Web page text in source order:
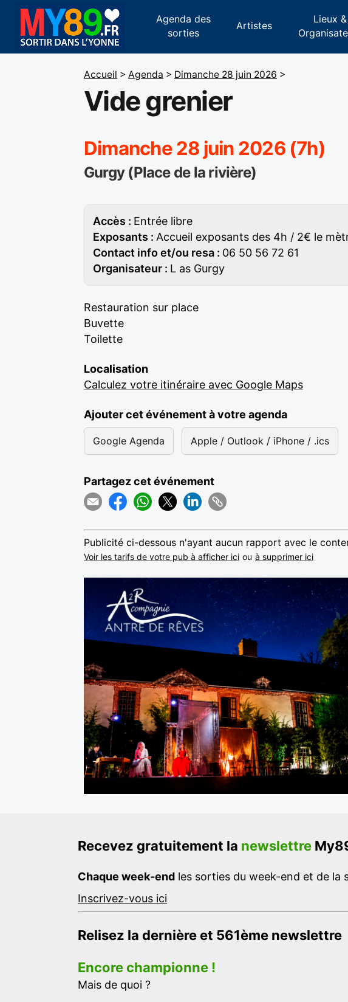
Agenda des
sorties
Artistes
Lieux &
Accueil > Agenda > Dimanche 28 juin 2026 >
Vide grenier
Dimanche 28 juin 2026 (7h)
Gurgy (Place de la rivière)
Accès : Entrée libre
Exposants : Accueil exposants des 4h / 2€ le
Contact info et/ou resa : 06 50 56 72 61
Organisateur : L as Gurgy
Restauration sur place
Buvette
Toilette
Localisation
Calculez votre itinéraire avec Google Maps
Ajouter cet événement à votre agenda
Google Agenda Apple / Outlook / iPhone / .ics
Partagez cet événement
Publicité ci-dessous n'ayant aucun rapport avec le
Voir les tarifs de votre pub à afficher ici ou à supprimer ici
Recevez gratuitement la newslettre
Chaque week-end les sorties du week-end et de la
Inscrivez-vous ici
Relisez la dernière et 561ème newslettre
Encore championne !
Mais de quoi ?